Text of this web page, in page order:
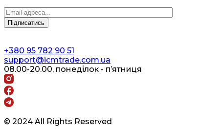
+380 95 782 90 51
support@icmtrade.com.ua
08.00-20.00, понеділок - п’ятниця
© 2024 All Rights Reserved